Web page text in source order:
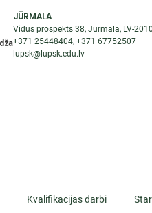
JŪRMALA
Vidus prospekts 38, Jūrmala, LV-
+371 25448404, +371 67752507
lupsk@lupsk.edu.lv
Kvalifikācijas darbi